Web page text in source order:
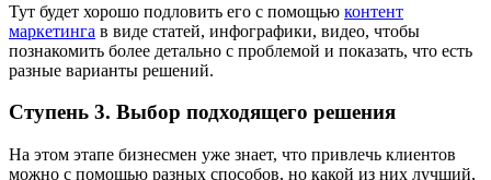
Тут будет хорошо подловить его с помощью контент
маркетинга в виде статей, инфографики, видео, чтобы
познакомить более детально с проблемой и показать, что есть
разные варианты решений.
Ступень 3. Выбор подходящего решения
На этом этапе бизнесмен уже знает, что привлечь клиентов
можно с помощью разных способов, но какой из них лучший,